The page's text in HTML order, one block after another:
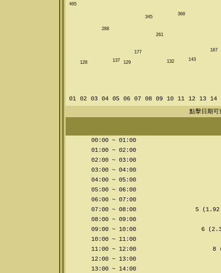
405
128
288
137 129
177
345
261
132
360
143
187
01 02 03 04 05 06 07 08 09 10 11 12 13 14
點擊日期
00:00 ~ 01:00
01:00 ~ 02:00
02:00 ~ 03:00
03:00 ~ 04:00
04:00 ~ 05:00
05:00 ~ 06:00
06:00 ~ 07:00
07:00 ~ 08:00
5 (1.92
08:00 ~ 09:00
09:00 ~ 10:00
6
10:00 ~ 11:00
11:00 ~ 12:00
8
12:00 ~ 13:00
13:00 ~ 14:00